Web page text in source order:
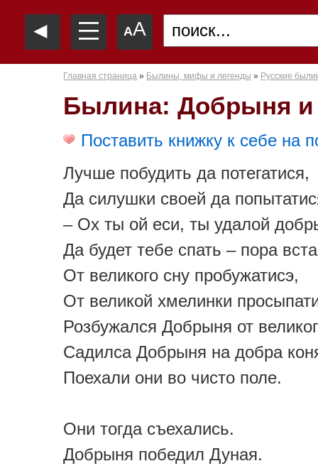
◄ —
—
— AA
Главная страница » Былины, мифы и легенды » Русские
Былина: Добрыня и
Поставить книжку к себе на
Лучше побудить да потегатися,
Да силушки своей да
– Ох ты ой еси, ты удалой
Да будет тебе спать – пора
От великого сну пробужатисэ,
От великой хмелинки
Розбужался Добрыня от
Садилса Добрыня на добра
Поехали они во чисто поле.
Они тогда съехались.
Добрыня победил Дуная.